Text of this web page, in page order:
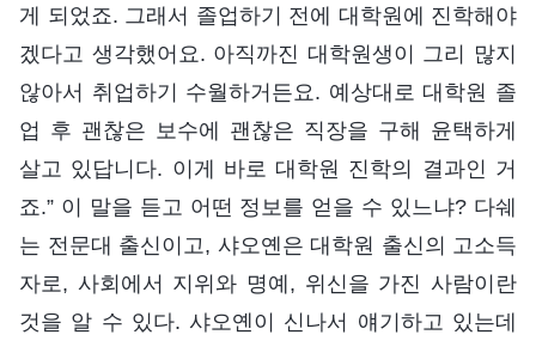
게 되었죠. 그래서 졸업하기 전에 대학원에 진학해야
겠다고 생각했어요. 아직까진 대학원생이 그리 많지
않아서 취업하기 수월하거든요. 예상대로 대학원 졸
업 후 괜찮은 보수에 괜찮은 직장을 구해 윤택하게
살고 있답니다. 이게 바로 대학원 진학의 결과인 거
죠.” 이 말을 듣고 어떤 정보를 얻을 수 있느냐? 다쉐
는 전문대 출신이고, 샤오옌은 대학원 출신의 고소득
자로, 사회에서 지위와 명예, 위신을 가진 사람이란
것을 알 수 있다. 샤오옌이 신나서 얘기하고 있는데